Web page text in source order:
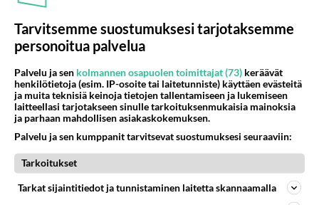
RESEPTIT
Klassiset Lindströmin pihvit
saavat vahvan värinsä
herkkua kertakaikkiaan!
Tarvitsemme suostumuksesi tarjotaksemme
personoitua palvelua
Palvelu ja sen kolmannen osapuolen toimittajat (73) keräävät
henkilötietoja (esim. IP-osoite tai laitetunniste) käyttäen evästeitä
ja muita teknisiä keinoja tietojen tallentamiseen ja lukemiseen
laitteellasi tarjotakseen sinulle tarkoituksenmukaisia mainoksia
ja parhaan mahdollisen asiakaskokemuksen.
Palvelu ja sen kumppanit tarvitsevat suostumuksesi seuraaviin:
Tarkoitukset
Tarkat sijaintitiedot ja tunnistaminen laitetta skannaamalla